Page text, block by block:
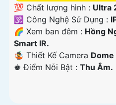
💯 Chất lượng hình : Ultra
🕉️ Công Nghệ Sử Dụng :
🌈 Xem ban đêm : Hồng
Smart IR.
🤹 Thiết Kế Camera Dome
️♚ Điểm Nỗi Bật : Thu Âm.